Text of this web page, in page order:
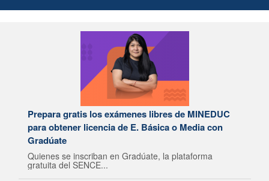
Prepara gratis los exámenes libres de MINEDUC
para obtener licencia de E. Básica o Media con
Gradúate
Quienes se inscriban en Gradúate, la plataforma
gratuita del SENCE...